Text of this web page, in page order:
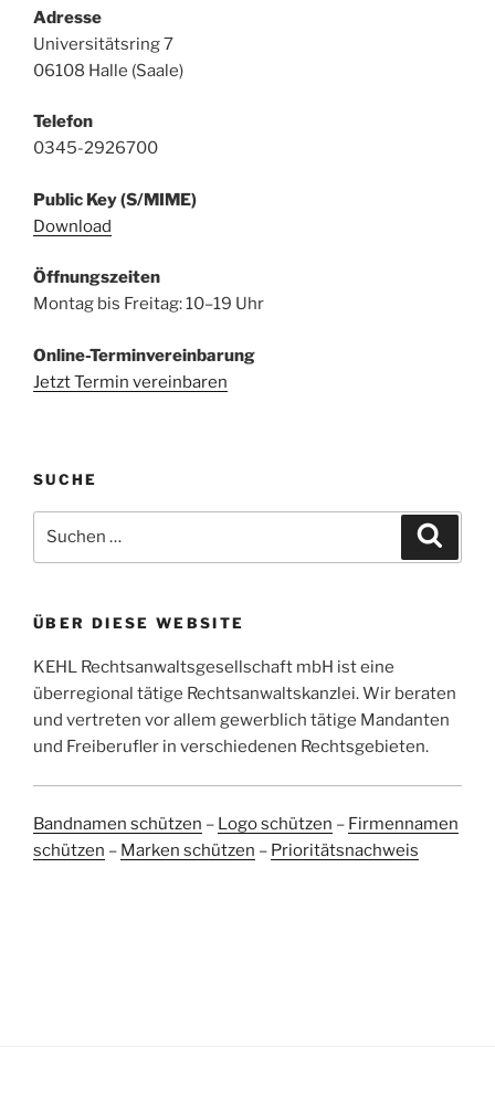
Adresse
Universitätsring 7
06108 Halle (Saale)
Telefon
0345-2926700
Public Key (S/MIME)
Download
Öffnungszeiten
Montag bis Freitag: 10–19 Uhr
Online-Terminvereinbarung
Jetzt Termin vereinbaren
SUCHE
nach:
ÜBER DIESE WEBSITE
KEHL Rechtsanwaltsgesellschaft mbH ist eine
überregional tätige Rechtsanwaltskanzlei. Wir beraten
und vertreten vor allem gewerblich tätige Mandanten
und Freiberufler in verschiedenen Rechtsgebieten.
Bandnamen schützen – Logo schützen – Firmennamen
schützen – Marken schützen – Prioritätsnachweis